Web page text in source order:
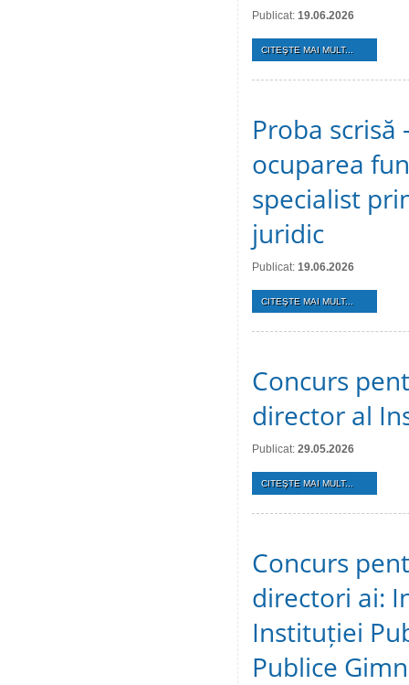
Publicat: 19.06.2026
CITEŞTE MAI MULT...
Proba
ocuparea
specialist
juridic
Publicat: 19.06.2026
CITEŞTE MAI MULT...
Concurs
director al
Publicat: 29.05.2026
CITEŞTE MAI MULT...
Concurs
directori ai:
Instituției
Publice